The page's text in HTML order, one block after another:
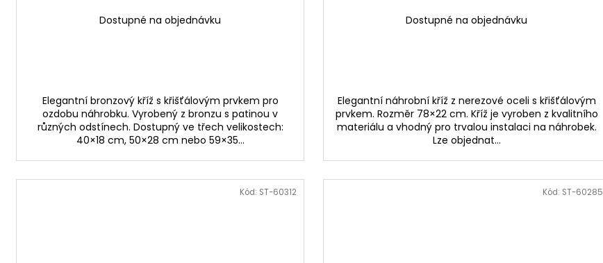
Dostupné na objednávku
Elegantní bronzový kříž s křišťálovým prvkem pro
ozdobu náhrobku. Vyrobený z bronzu s patinou v
různých odstínech. Dostupný ve třech velikostech:
40×18 cm, 50×28 cm nebo 59×35...
Dostupné na objednávku
Elegantní náhrobní kříž z nerezové oceli s křišťálovým
prvkem. Rozměr 78×22 cm. Kříž je vyroben z kvalitního
materiálu a vhodný pro trvalou instalaci na náhrobek.
Lze objednat...
Kód: ST-60312 Kód: ST-60285